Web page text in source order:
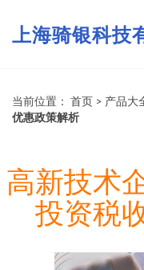
上海骑银科技
当前位置： 首页 > 产品大
优惠政策解析
高新技术
投资税